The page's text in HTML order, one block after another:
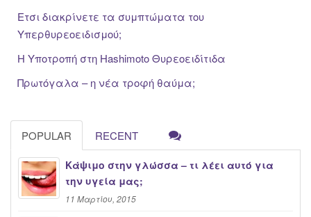
Ετσι διακρίνετε τα συμπτώματα του
Υπερθυρεοειδισμού;
Η Υποτροπή στη Hashimoto Θυρεοειδίτιδα
Πρωτόγαλα – η νέα τροφή θαύμα;
POPULAR RECENT
Κάψιμο στην γλώσσα – τι λέει αυτό για
την υγεία μας;
11 Μαρτίου, 2015